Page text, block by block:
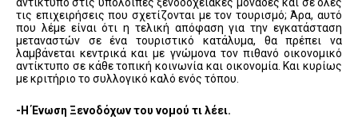
τις επιχειρήσεις που σχετίζονται με τον τουρισμό; Άρα, αυτό
που λέμε είναι ότι η τελική απόφαση για την εγκατάσταση
μεταναστών σε ένα τουριστικό κατάλυμα, θα πρέπει να
λαμβάνεται κεντρικά και με γνώμονα τον πιθανό οικονομικό
αντίκτυπο σε κάθε τοπική κοινωνία και οικονομία. Και κυρίως
με κριτήριο το συλλογικό καλό ενός τόπου.
-Η Ένωση Ξενοδόχων του νομού τι λέει.